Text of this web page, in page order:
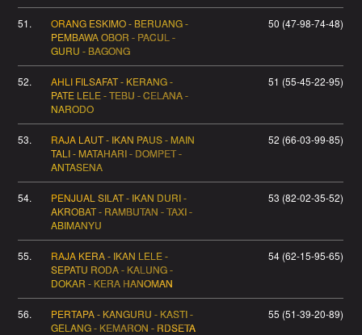
51.
ORANG ESKIMO - BERUANG -
PEMBAWA OBOR - PACUL -
GURU - BAGONG
50 (47-98-74-48)
52.
AHLI FILSAFAT - KERANG -
PATE LELE - TEBU - CELANA -
NARODO
51 (55-45-22-95)
53.
RAJA LAUT - IKAN PAUS - MAIN
TALI - MATAHARI - DOMPET -
ANTASENA
52 (66-03-99-85)
54.
PENJUAL SILAT - IKAN DURI -
AKROBAT - RAMBUTAN - TAXI -
ABIMANYU
53 (82-02-35-52)
55.
RAJA KERA - IKAN LELE -
SEPATU RODA - KALUNG -
DOKAR - KERA HANOMAN
54 (62-15-95-65)
56.
PERTAPA - KANGURU - KASTI -
GELANG - KEMARON - RDSETA
55 (51-39-20-89)